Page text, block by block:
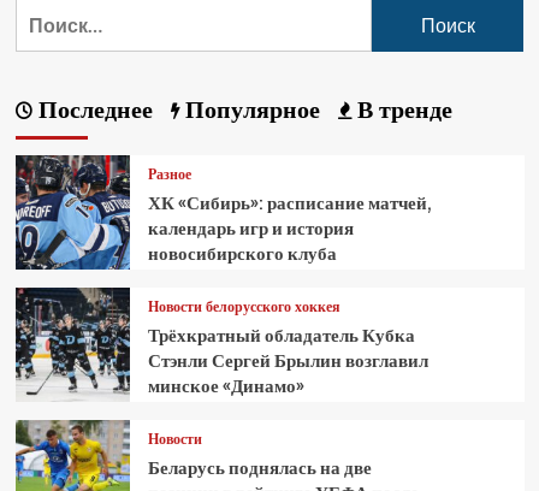
Последнее Популярное В тренде
Разное
ХК «Сибирь»: расписание матчей,
календарь игр и история
новосибирского клуба
Новости белорусского хоккея
Трёхкратный обладатель Кубка
Стэнли Сергей Брылин возглавил
минское «Динамо»
Новости
Беларусь поднялась на две